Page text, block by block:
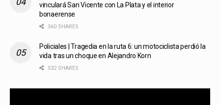
vinculará San Vicente con La Plata y el interior
bonaerense
560 SHARES
Policiales | Tragedia en la ruta 6: un motociclista perdió la
vida tras un choque en Alejandro Korn
532 SHARES